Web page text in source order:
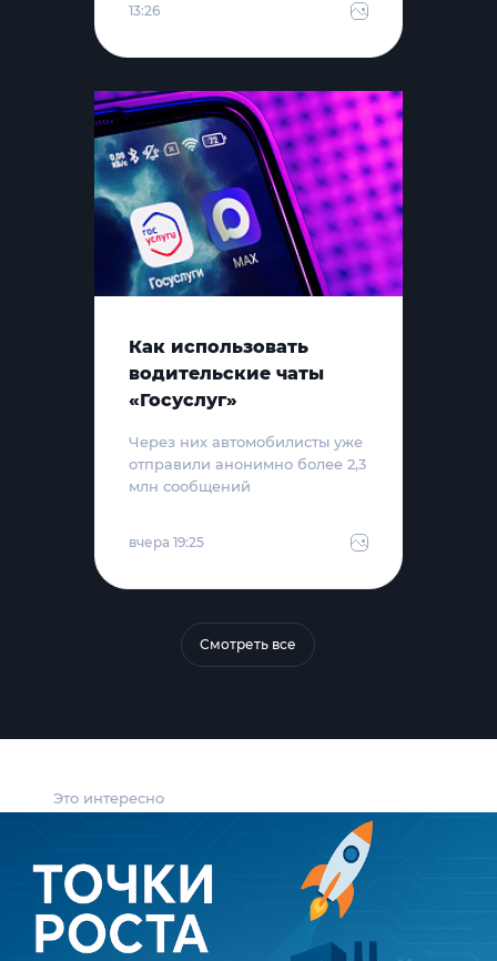
Это интересно
13:26
Как использовать
водительские чаты
«Госуслуг»
Через них автомобилисты уже
отправили анонимно более 2,3
млн сообщений
вчера 19:25
Смотреть все